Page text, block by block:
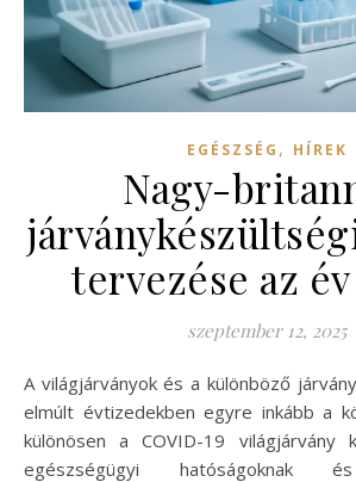
EGÉSZSÉG , HÍREK
Nagy-
tervezése az
szeptember 12, 2025
A világjárványok és a különböző járványok előfordulása az
elmúlt évtizedekben egyre inkább a
különösen a COVID-19 világjárvány
egészségügyi hatóságoknak